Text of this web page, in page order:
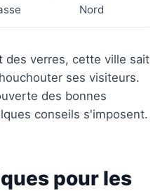
Nord
des verres, cette ville sait
ses visiteurs.
des bonnes
conseils s'imposent.
pour les